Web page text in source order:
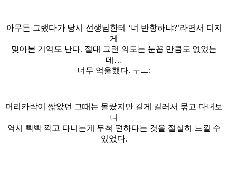
아무튼 그랬다가 당시 선생님한테 ‘너 반항하냐?’라면서 디지
게
맞아본 기억도 난다. 절대 그런 의도는 눈꼽 만큼도 없었는
데…
너무 억울했다. ㅜㅡ;
머리카락이 짧았던 그때는 몰랐지만 길게 길러서 묶고 다녀보
니
역시 빡빡 깍고 다니는게 무척 편하다는 것을 절실히 느낄 수
있었다.